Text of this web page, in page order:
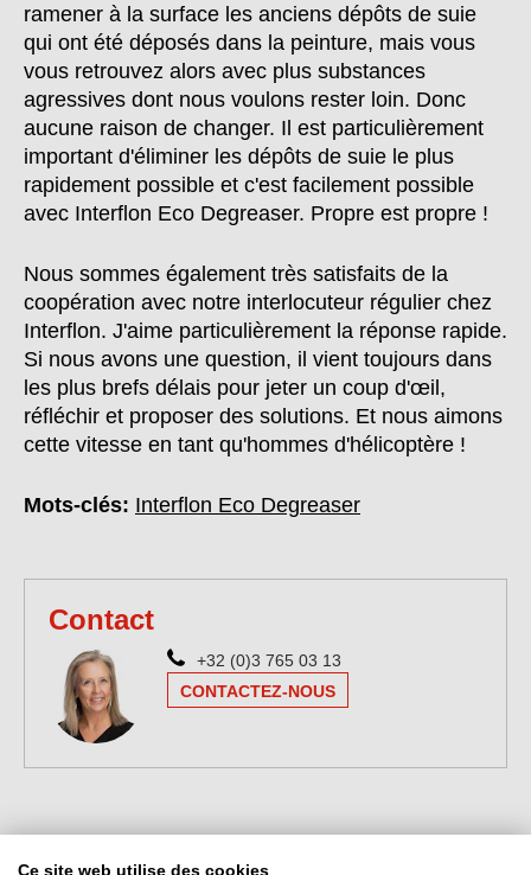
ramener à la surface les anciens dépôts de suie
qui ont été déposés dans la peinture, mais vous
vous retrouvez alors avec plus substances
agressives dont nous voulons rester loin. Donc
aucune raison de changer. Il est particulièrement
important d'éliminer les dépôts de suie le plus
rapidement possible et c'est facilement possible
avec Interflon Eco Degreaser. Propre est propre !
Nous sommes également très satisfaits de la
coopération avec notre interlocuteur régulier chez
Interflon. J'aime particulièrement la réponse rapide.
Si nous avons une question, il vient toujours dans
les plus brefs délais pour jeter un coup d'œil,
réfléchir et proposer des solutions. Et nous aimons
cette vitesse en tant qu'hommes d'hélicoptère !
Mots-clés: Interflon Eco Degreaser
Contact
+32 (0)3 765 03 13
CONTACTEZ-NOUS
Ce site web utilise des cookies